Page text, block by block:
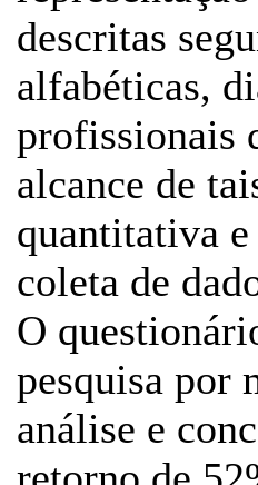
descritas
alfabéticas,
profissionais
alcance de
quantitativa
coleta de
O
pesquisa por
análise e